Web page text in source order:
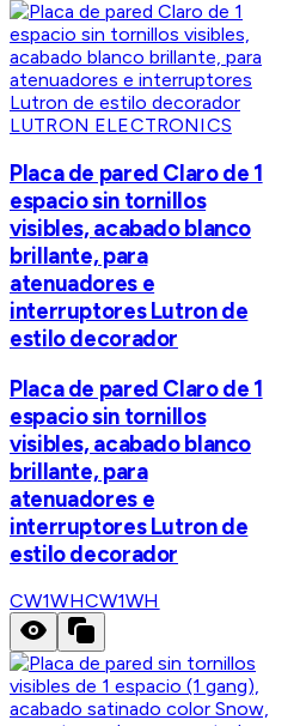
LUTRON ELECTRONICS
Placa de pared Claro de 1
espacio sin tornillos
visibles, acabado blanco
brillante, para
atenuadores e
interruptores Lutron de
estilo decorador
Placa de pared Claro de 1
espacio sin tornillos
visibles, acabado blanco
brillante, para
atenuadores e
interruptores Lutron de
estilo decorador
CW1WHCW1WH